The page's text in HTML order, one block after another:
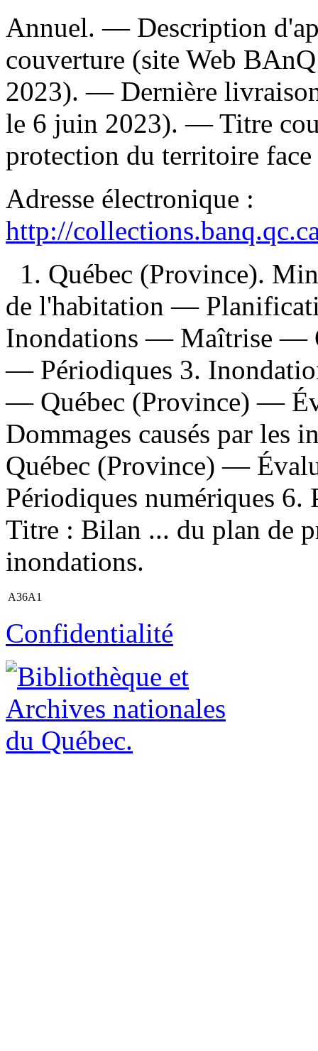
Annuel. — Description
couverture (site Web
2023). — Dernière
le 6 juin 2023). —Titre
protection du territoire
Adresse électronique :
http://
1. Québec (Province).
de l'habitation —
Inondations — Maîtrise —
— Périodiques 3.
— Québec (Province) —
Dommages causés par
Québec (Province) —
Périodiques numériques
Titre : Bilan ... du plan de
inondations.
A36A1
Confidentialité